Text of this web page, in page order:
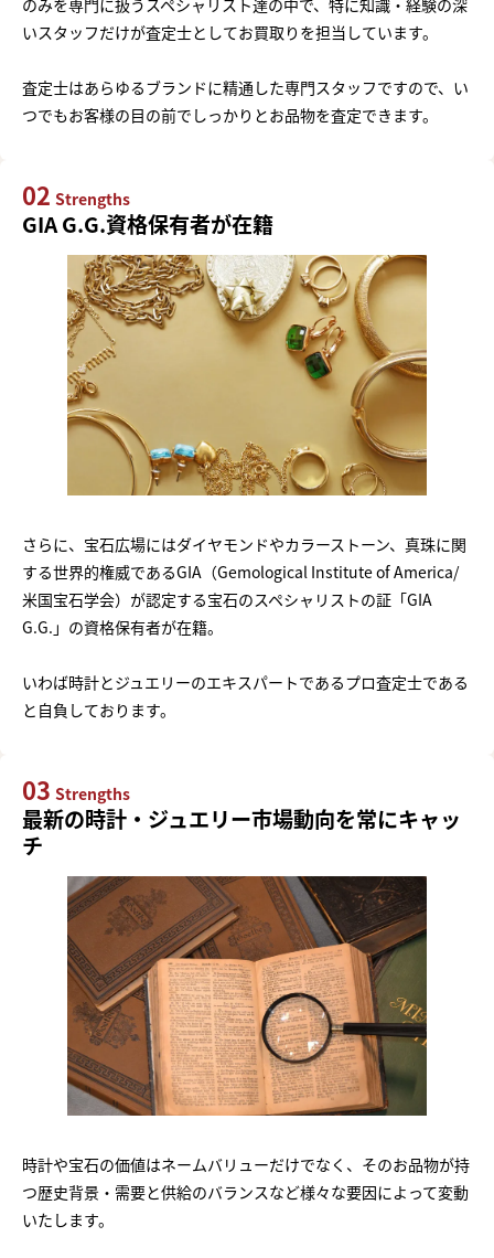
いスタッフだけが査定士としてお買取りを担当しています。
査定士はあらゆるブランドに精通した専門スタッフですので、い
つでもお客様の目の前でしっかりとお品物を査定できます。
02 Strengths
GIA G.G.資格保有者が在籍
さらに、宝石広場にはダイヤモンドやカラーストーン、真珠に関
する世界的権威であるGIA（Gemological Institute of America/
米国宝石学会）が認定する宝石のスペシャリストの証「GIA
G.G.」の資格保有者が在籍。
いわば時計とジュエリーのエキスパートであるプロ査定士である
と自負しております。
03 Strengths
最新の時計・ジュエリー市場動向を常にキャッ
チ
時計や宝石の価値はネームバリューだけでなく、そのお品物が持
つ歴史背景・需要と供給のバランスなど様々な要因によって変動
いたします。